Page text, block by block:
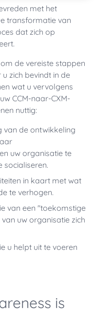
met het
transformatie van
dat zich op
de vereiste stappen
zich bevindt in de
wat u vervolgens
CCM-naar-CXM-
nuttig:
van de ontwikkeling
uw organisatie te
socialiseren.
in kaart met wat
te verhogen.
van een "toekomstige
uw organisatie zich
u helpt uit te voeren
is